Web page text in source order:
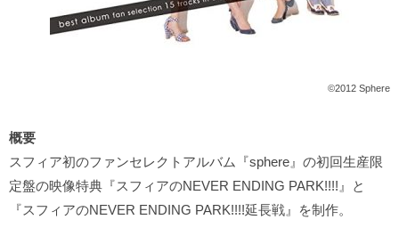
©2012 Sphere
概要
スフィア初のファンセレクトアルバム『sphere』の初回生産限
定盤の映像特典『スフィアのNEVER ENDING PARK!!!!』と
『スフィアのNEVER ENDING PARK!!!!延長戦』を制作。